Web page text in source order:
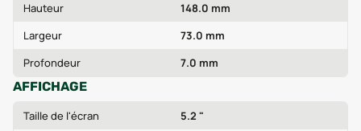
Hauteur
148.0 mm
Largeur
73.0 mm
Profondeur
7.0 mm
AFFICHAGE
Taille de l'écran
5.2 "